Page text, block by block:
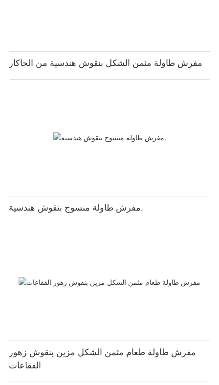
مفرش طاولة مثمن الشكل بنقوش هندسية من الجاكار
مفرش طاولة منسوج بنقوش هندسية.
مفرش طاولة طعام مثمن الشكل مزين بنقوش زهور
الفقاعات